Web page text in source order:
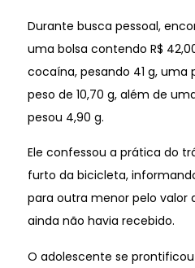
Durante busca pessoal,
uma bolsa contendo R$
cocaína, pesando 41 g,
peso de 10,70 g, além de
pesou 4,90 g.
Ele confessou a prática do
furto da bicicleta,
para outra menor pelo valor
ainda não havia recebido.
O adolescente se